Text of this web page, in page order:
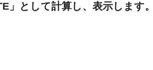
」として計算し、表示します。